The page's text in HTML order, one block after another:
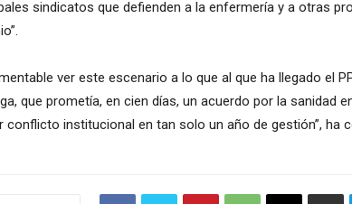
sindicatos que defienden a la enfermería y a otras
ver este escenario a lo que al que ha llegado el
que prometía, en cien días, un acuerdo por la sanidad
conflicto institucional en tan solo un año de gestión”, ha